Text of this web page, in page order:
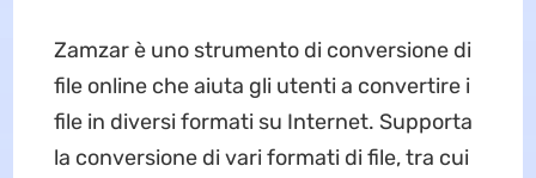
Zamzar è uno strumento di conversione di
file online che aiuta gli utenti a convertire i
file in diversi formati su Internet. Supporta
la conversione di vari formati di file, tra cui